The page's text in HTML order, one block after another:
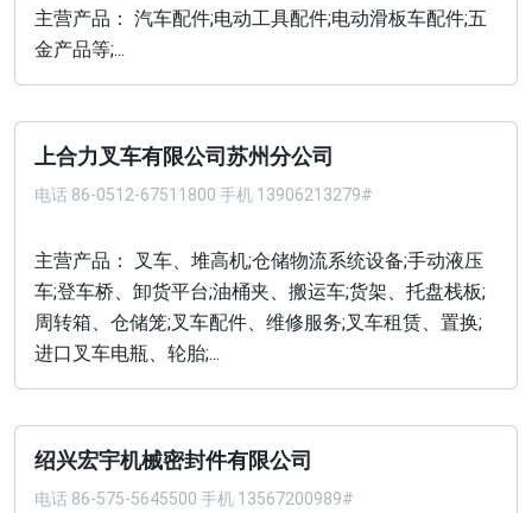
主营产品： 汽车配件;电动工具配件;电动滑板车配件;五
金产品等;...
上合力叉车有限公司苏州分公司
电话 86-0512-67511800 手机 13906213279#
主营产品： 叉车、堆高机;仓储物流系统设备;手动液压
车;登车桥、卸货平台;油桶夹、搬运车;货架、托盘栈板;
周转箱、仓储笼;叉车配件、维修服务;叉车租赁、置换;
进口叉车电瓶、轮胎;...
绍兴宏宇机械密封件有限公司
电话 86-575-5645500 手机 13567200989#